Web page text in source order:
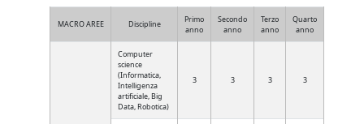
MACRO AREE Discipline
Primo
anno
Secondo
anno
Terzo
anno
Quarto
anno
Computer
science
(Informatica,
Intelligenza
artificiale, Big
Data, Robotica)
3 3 3 3